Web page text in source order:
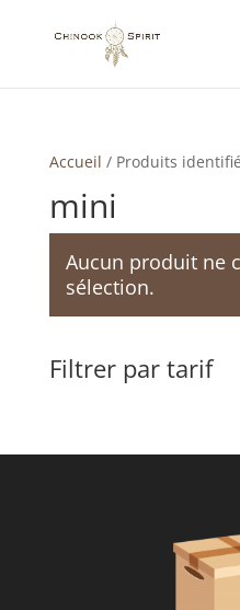
Accueil / Produits
mini
Aucun produit ne
sélection.
Filtrer par tarif